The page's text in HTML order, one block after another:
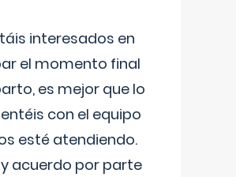
interesados en
el momento final
es mejor que lo
con el equipo
esté atendiendo.
acuerdo por parte